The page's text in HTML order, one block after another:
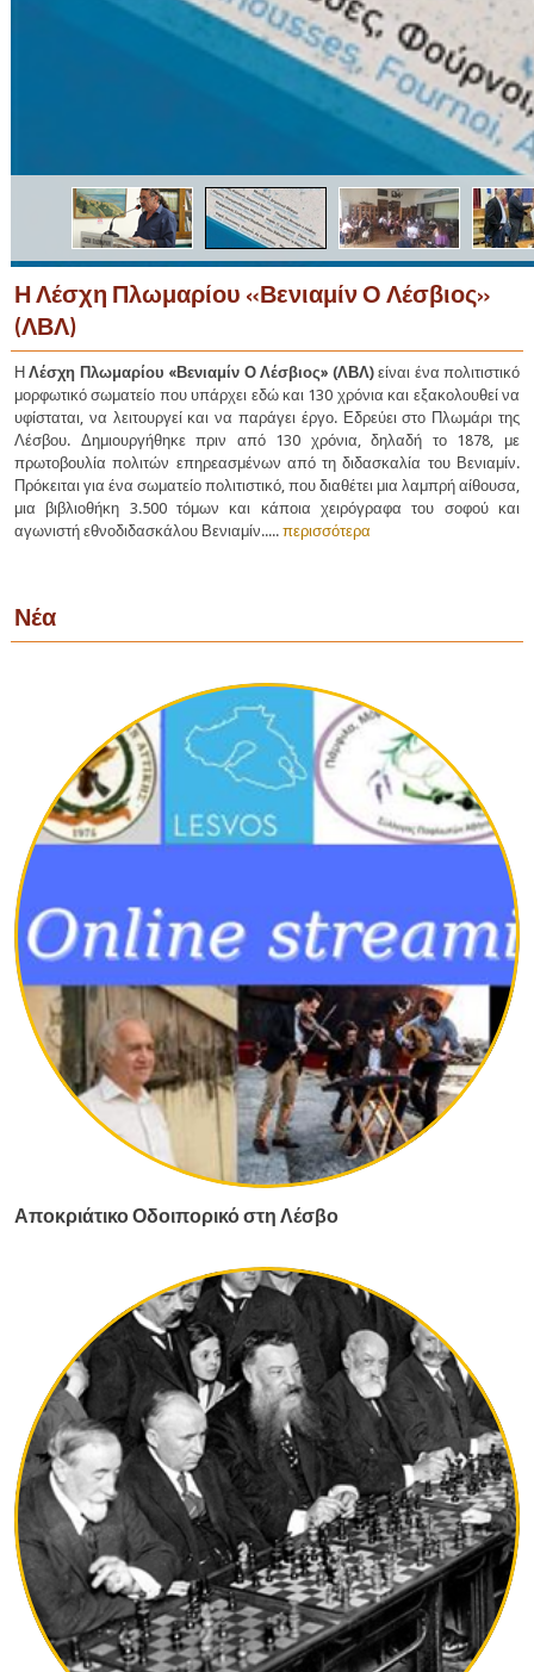
Η Λέσχη Πλωμαρίου «Βενιαμίν Ο Λέσβιος»
(ΛΒΛ)
ΗΛέσχη Πλωμαρίου «Βενιαμίν Ο Λέσβιος» (ΛΒΛ)είναι ένα πολιτιστικό
μορφωτικό σωματείο που υπάρχει εδώ και 130 χρόνια και εξακολουθεί να
υφίσταται, να λειτουργεί και να παράγει έργο. Εδρεύει στο Πλωμάρι της
Λέσβου. Δημιουργήθηκε πριν από 130 χρόνια, δηλαδή το 1878, με
πρωτοβουλία πολιτών επηρεασμένων από τη διδασκαλία του Βενιαμίν.
Πρόκειται για ένα σωματείο πολιτιστικό, που διαθέτει μια λαμπρή αίθουσα,
μια βιβλιοθήκη 3.500 τόμων και κάποια χειρόγραφα του σοφού και
αγωνιστή εθνοδιδασκάλου Βενιαμίν..... περισσότερα
Νέα
Αποκριάτικο Οδοιπορικό στη Λέσβο